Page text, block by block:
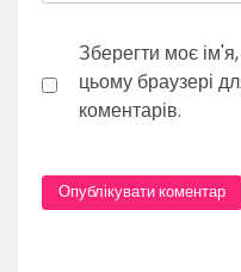
Зберегти моє
цьому браузері
коментарів.